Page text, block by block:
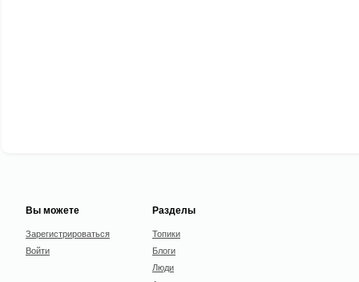
Вы можете
Зарегистрироваться
Войти
Разделы
Топики
Блоги
Люди